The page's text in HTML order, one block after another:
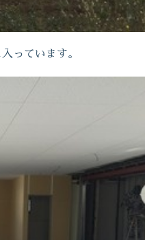
っています。